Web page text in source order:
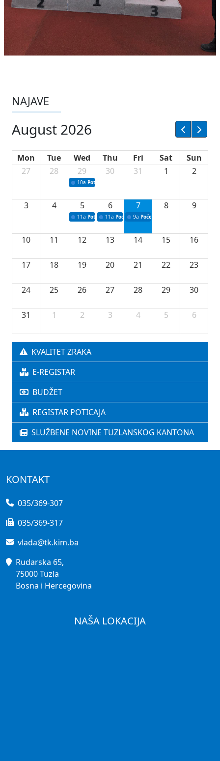
NAJAVE
August 2026
Mon Tue Wed Thu Fri Sat
Sun
27
28 29
10a Potpisivanje ugovora sa neprofitnim
30 31 1 2
3 4 5
11a Potpisivanje ugovora o stipendijama za
6
11a Podrška razvoju vodne infrastrukture u
7
9a Početak izgradnje nove
8 9
10 11 12 13 14 15 16
17 18 19 20 21 22 23
24 25 26 27 28 29 30
31 1 2 3 4 5 6
KVALITET ZRAKA
E-REGISTAR
BUDŽET
REGISTAR POTICAJA
SLUŽBENE NOVINE TUZLANSKOG KANTONA
KONTAKT
035/369-307
035/369-317
vlada@tk.kim.ba
Rudarska 65,
75000 Tuzla
Bosna i Hercegovina
NAŠA LOKACIJA